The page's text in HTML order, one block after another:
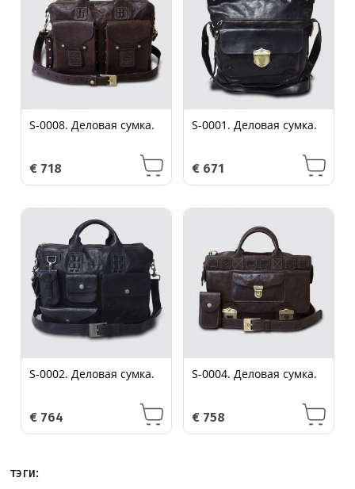
S-0008. Деловая сумка.
€ 718
S-0001. Деловая сумка.
€ 671
S-0002. Деловая сумка.
€ 764
S-0004. Деловая сумка.
€ 758
тэги: